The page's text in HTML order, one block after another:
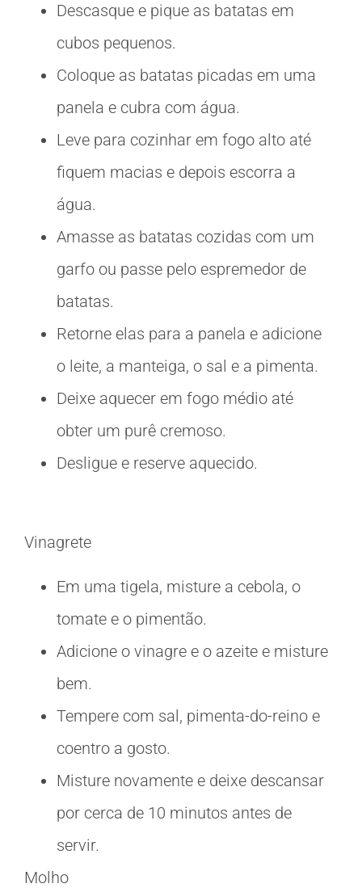
Descasque e pique as batatas em
cubos pequenos.
Coloque as batatas picadas em uma
panela e cubra com água.
Leve para cozinhar em fogo alto até
fiquem macias e depois escorra a
água.
Amasse as batatas cozidas com um
garfo ou passe pelo espremedor de
batatas.
Retorne elas para a panela e adicione
o leite, a manteiga, o sal e a pimenta.
Deixe aquecer em fogo médio até
obter um purê cremoso.
Desligue e reserve aquecido.
Vinagrete
Em uma tigela, misture a cebola, o
tomate e o pimentão.
Adicione o vinagre e o azeite e misture
bem.
Tempere com sal, pimenta-do-reino e
coentro a gosto.
Misture novamente e deixe descansar
por cerca de 10 minutos antes de
servir.
Molho